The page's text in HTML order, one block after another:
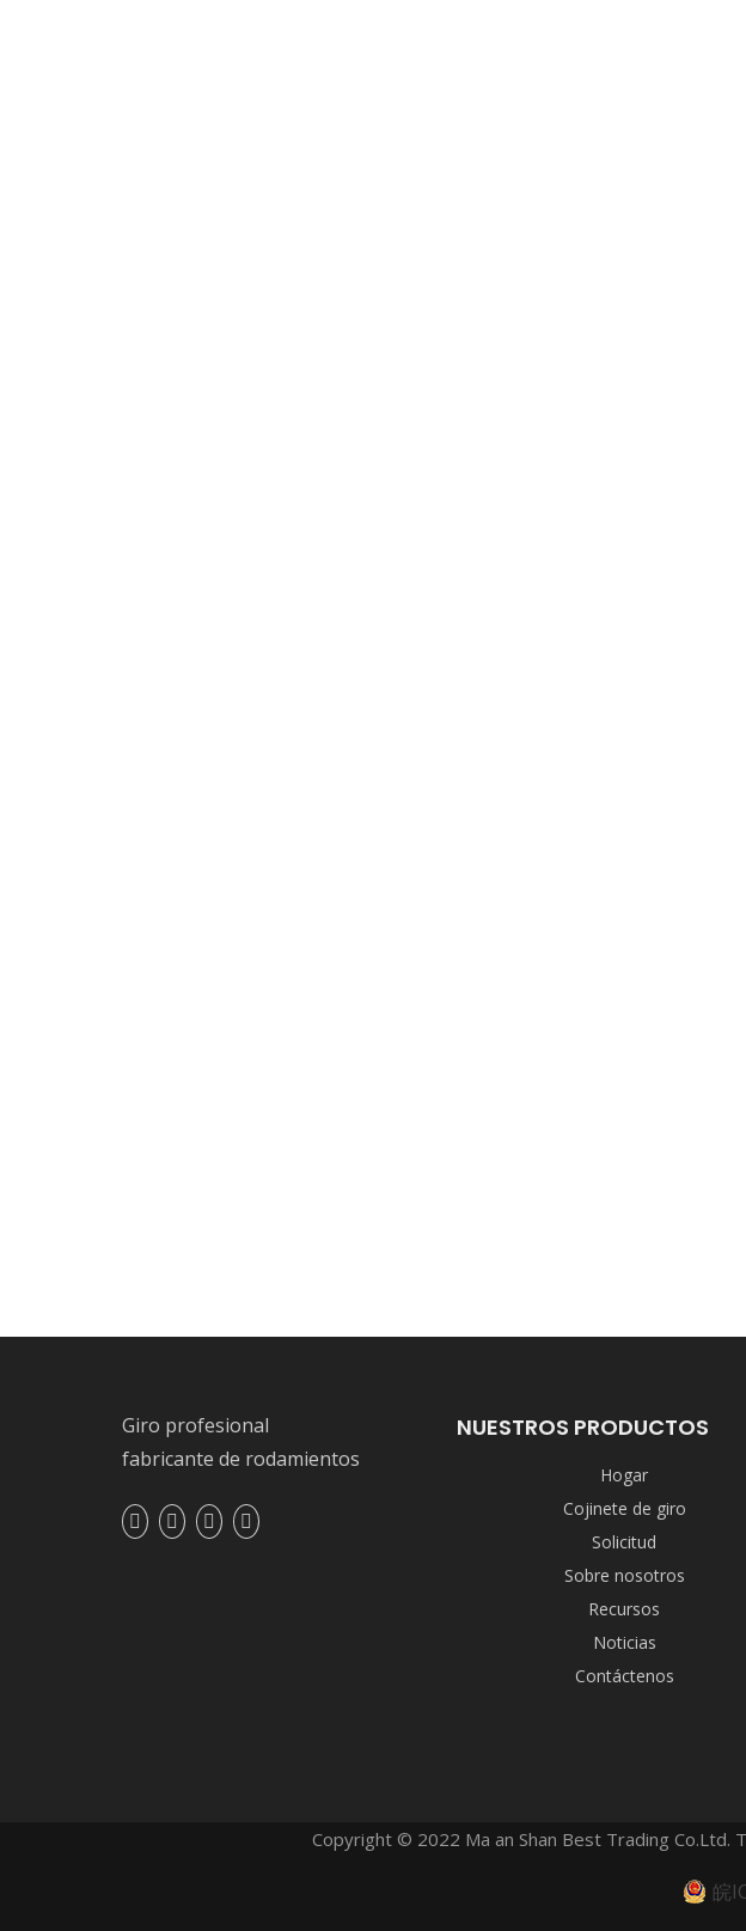
Giro profesional
fabricante de rodamientos
NUESTROS PRODUCTOS
Hogar
Cojinete de giro
Solicitud
Sobre nosotros
Recursos
Noticias
Contáctenos
Copyright © 2022 Ma an Shan Best Trading Co.Ltd.
皖